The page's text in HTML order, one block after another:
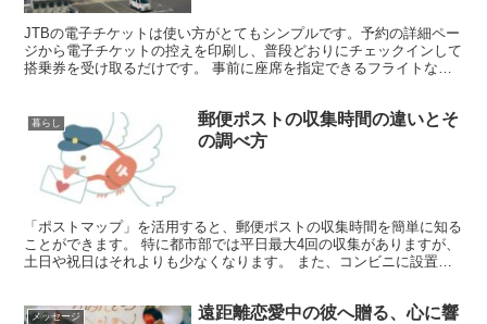
JTBの電子チケットは使い方がとてもシンプルです。予約の詳細ペー
ジから電子チケットの控えを印刷し、普段どおりにチェックインして
搭乗券を受け取るだけです。 事前に座席を指定できるフライトな
暮らし
郵便ポストの収集時間の違いとそ
の調べ方
「ポストマップ」を活用すると、郵便ポストの収集時間を簡単に知る
ことができます。 特に都市部では平日最大4回の収集がありますが、
土日や祝日はそれよりも少なくなります。 また、コンビニに設置さ
メッセージ
遠距離恋愛中の彼へ贈る、心に響